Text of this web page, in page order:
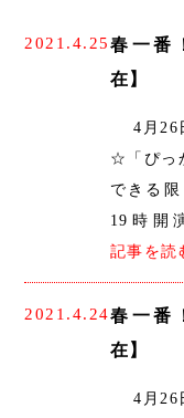
2021.4.25春一番
在】
4月26
☆「ぴっ
できる
19時開
記事を読
2021.4.24春一番
在】
4月26